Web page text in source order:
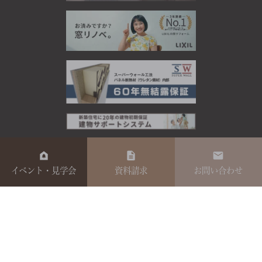
イベント・見学会 資料請求 お問い合わせ